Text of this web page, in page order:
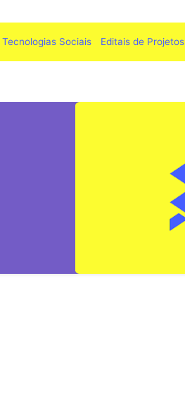
Tecnologias Sociais Editais de Projetos